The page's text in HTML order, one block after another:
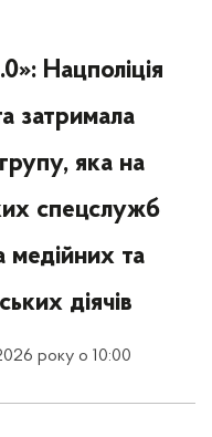
Нацполіція
затримала
яка на
спецслужб
медійних та
діячів
року о 10:00